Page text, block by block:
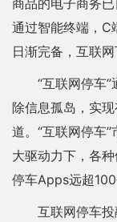
商品的电子商务
通过智能终端，C
日渐完备，互联
“互联网停车
除信息孤岛，实
道。“互联网停车
大驱动力下，各
停车Apps远超100
互联网停车